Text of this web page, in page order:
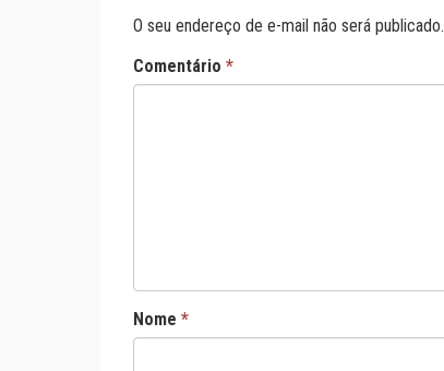
O seu endereço de e-mail não será publicado.
Comentário *
Nome *